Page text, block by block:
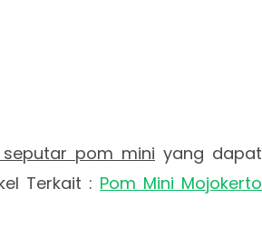
pom mini yang dapat
Terkait : Pom Mini Mojokerto